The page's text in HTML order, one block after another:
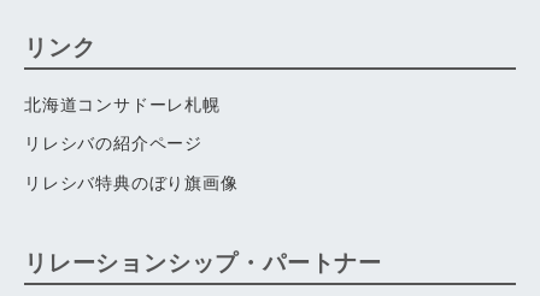
リンク
北海道コンサドーレ札幌
リレシバの紹介ページ
リレシバ特典のぼり旗画像
リレーションシップ・パートナー